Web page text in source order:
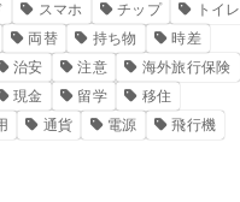
スマホ チップ
トイレ
両替 持ち物
時差
治安 注意
海外旅行保険
現金 留学
移住
通貨 電源 飛行機